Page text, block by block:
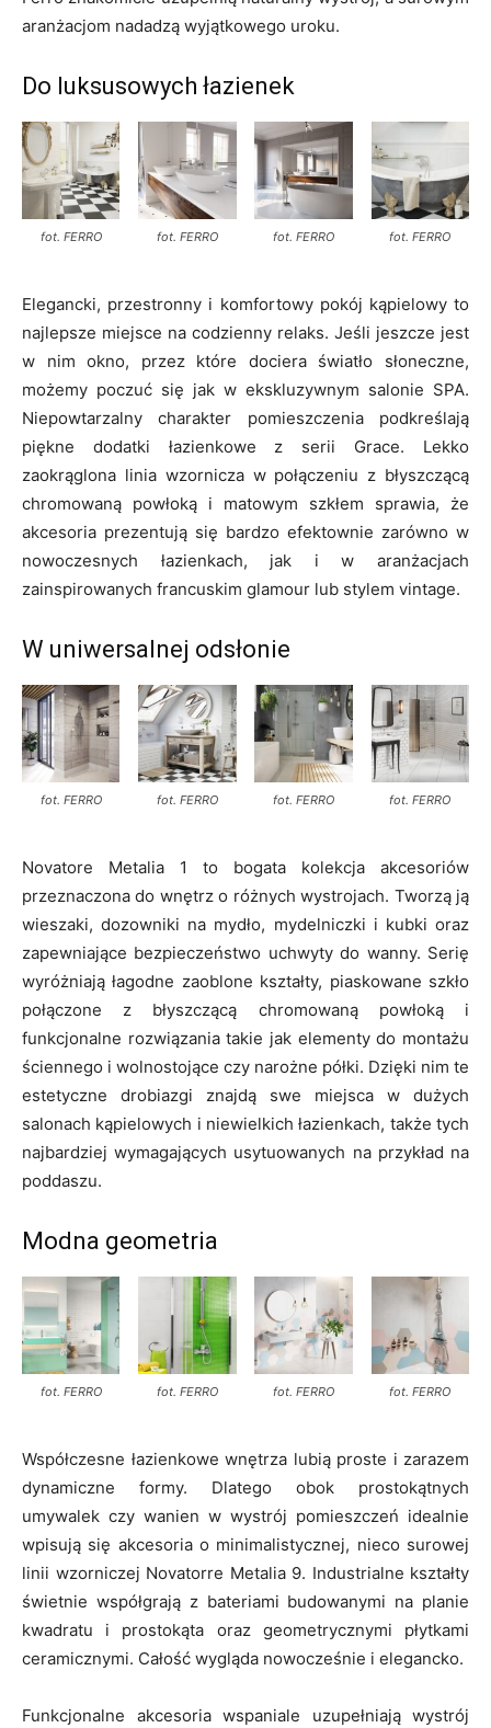
aranżacjom nadadzą wyjątkowego uroku.
Do luksusowych łazienek
fot. FERRO fot. FERRO fot. FERRO fot. FERRO
Elegancki, przestronny i komfortowy pokój kąpielowy to
najlepsze miejsce na codzienny relaks. Jeśli jeszcze jest
w nim okno, przez które dociera światło słoneczne,
możemy poczuć się jak w ekskluzywnym salonie SPA.
Niepowtarzalny charakter pomieszczenia podkreślają
piękne dodatki łazienkowe z serii Grace. Lekko
zaokrąglona linia wzornicza w połączeniu z błyszczącą
chromowaną powłoką i matowym szkłem sprawia, że
akcesoria prezentują się bardzo efektownie zarówno w
nowoczesnych łazienkach, jak i w aranżacjach
zainspirowanych francuskim glamour lub stylem vintage.
W uniwersalnej odsłonie
fot. FERRO fot. FERRO fot. FERRO fot. FERRO
Novatore Metalia 1 to bogata kolekcja akcesoriów
przeznaczona do wnętrz o różnych wystrojach. Tworzą ją
wieszaki, dozowniki na mydło, mydelniczki i kubki oraz
zapewniające bezpieczeństwo uchwyty do wanny. Serię
wyróżniają łagodne zaoblone kształty, piaskowane szkło
połączone z błyszczącą chromowaną powłoką i
funkcjonalne rozwiązania takie jak elementy do montażu
ściennego i wolnostojące czy narożne półki. Dzięki nim te
estetyczne drobiazgi znajdą swe miejsca w dużych
salonach kąpielowych i niewielkich łazienkach, także tych
najbardziej wymagających usytuowanych na przykład na
poddaszu.
Modna geometria
fot. FERRO fot. FERRO fot. FERRO fot. FERRO
Współczesne łazienkowe wnętrza lubią proste i zarazem
dynamiczne formy. Dlatego obok prostokątnych
umywalek czy wanien w wystrój pomieszczeń idealnie
wpisują się akcesoria o minimalistycznej, nieco surowej
linii wzorniczej Novatorre Metalia 9. Industrialne kształty
świetnie współgrają z bateriami budowanymi na planie
kwadratu i prostokąta oraz geometrycznymi płytkami
ceramicznymi. Całość wygląda nowocześnie i elegancko.
Funkcjonalne akcesoria wspaniale uzupełniają wystrój